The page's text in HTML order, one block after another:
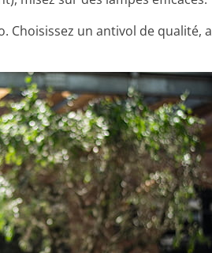
Choisissez un antivol de